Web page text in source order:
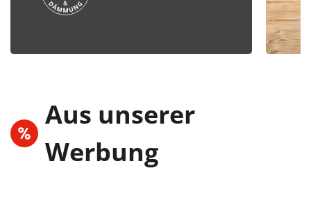
Aus unserer
Werbung